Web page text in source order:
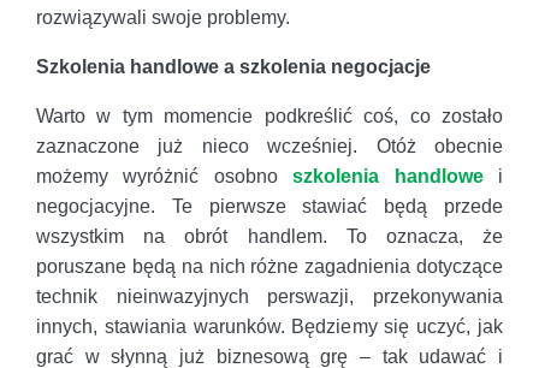
rozwiązywali swoje problemy.
Szkolenia handlowe a szkolenia negocjacje
Warto w tym momencie podkreślić coś, co zostało
zaznaczone już nieco wcześniej. Otóż obecnie
możemy wyróżnić osobnoszkolenia handlowei
negocjacyjne. Te pierwsze stawiać będą przede
wszystkim na obrót handlem. To oznacza, że
poruszane będą na nich różne zagadnienia dotyczące
technik nieinwazyjnych perswazji, przekonywania
innych, stawiania warunków. Będziemy się uczyć, jak
grać w słynną już biznesową grę – tak udawać i